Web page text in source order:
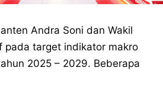
Andra Soni dan Wakil
pada target indikator makro
2025 – 2029. Beberapa